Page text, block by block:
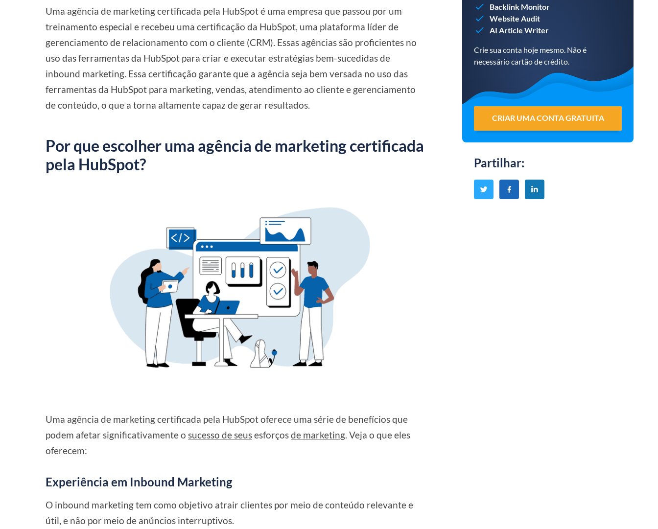
Uma agência de marketing certificada pela HubSpot é uma empresa que passou por um
treinamento especial e recebeu uma certificação da HubSpot, uma plataforma líder de
gerenciamento de relacionamento com o cliente (CRM). Essas agências são proficientes no
uso das ferramentas da HubSpot para criar e executar estratégias bem-sucedidas de
inbound marketing. Essa certificação garante que a agência seja bem versada no uso das
ferramentas da HubSpot para marketing, vendas, atendimento ao cliente e gerenciamento
de conteúdo, o que a torna altamente capaz de gerar resultados.
Por que escolher uma agência de marketing certificada
pela HubSpot?
Uma agência de marketing certificada pela HubSpot oferece uma série de benefícios que
podem afetar significativamente osucesso de seusesforçosde marketing. Veja o que eles
oferecem:
Experiência em Inbound Marketing
O inbound marketing tem como objetivo atrair clientes por meio de conteúdo relevante e
útil, e não por meio de anúncios interruptivos.
Backlink Monitor
Website Audit
AI Article Writer
Crie sua conta hoje mesmo. Não é
necessário cartão de crédito.
CRIAR UMA CONTA GRATUITA
Partilhar: